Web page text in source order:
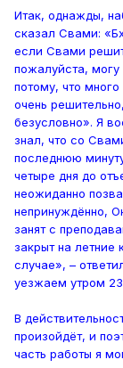
Итак, однажды,
сказал Свами:
если Свами
пожалуйста, могу
потому, что
очень
безусловно». Я
знал, что со
последнюю
четыре дня до
неожиданно
непринуждённо,
занят с
закрыт на летние
случае», –
уезжаем утром
В
произойдёт, и
часть работы я